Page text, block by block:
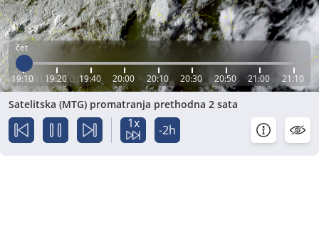
čet
19:10 19:20 19:40 20:00 20:10 20:30 20:50 21:00 21:10
Satelitska (MTG) promatranja prethodna 2 sata
1x -2h